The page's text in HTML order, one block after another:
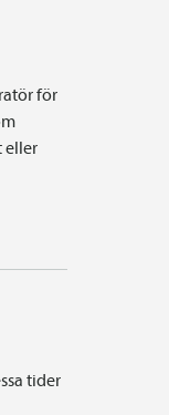
för
eller
tider